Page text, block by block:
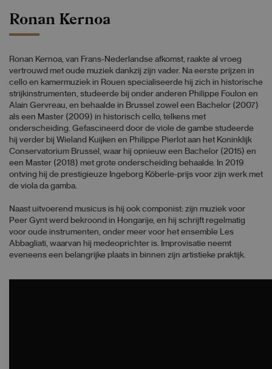
Ronan Kernoa
Ronan Kernoa, van Frans-Nederlandse afkomst, raakte al vroeg
vertrouwd met oude muziek dankzij zijn vader. Na eerste prijzen in
cello en kamermuziek in Rouen specialiseerde hij zich in historische
strijkinstrumenten, studeerde bij onder anderen Philippe Foulon en
Alain Gervreau, en behaalde in Brussel zowel een Bachelor (2007)
als een Master (2009) in historisch cello, telkens met
onderscheiding. Gefascineerd door de viole de gambe studeerde
hij verder bij Wieland Kuijken en Philippe Pierlot aan het Koninklijk
Conservatorium Brussel, waar hij opnieuw een Bachelor (2015) en
een Master (2018) met grote onderscheiding behaalde. In 2019
ontving hij de prestigieuze Ingeborg Köberle-prijs voor zijn werk met
de viola da gamba.
Naast uitvoerend musicus is hij ook componist: zijn muziek voor
Peer Gynt werd bekroond in Hongarije, en hij schrijft regelmatig
voor oude instrumenten, onder meer voor het ensemble Les
Abbagliati, waarvan hij medeoprichter is. Improvisatie neemt
eveneens een belangrijke plaats in binnen zijn artistieke praktijk.